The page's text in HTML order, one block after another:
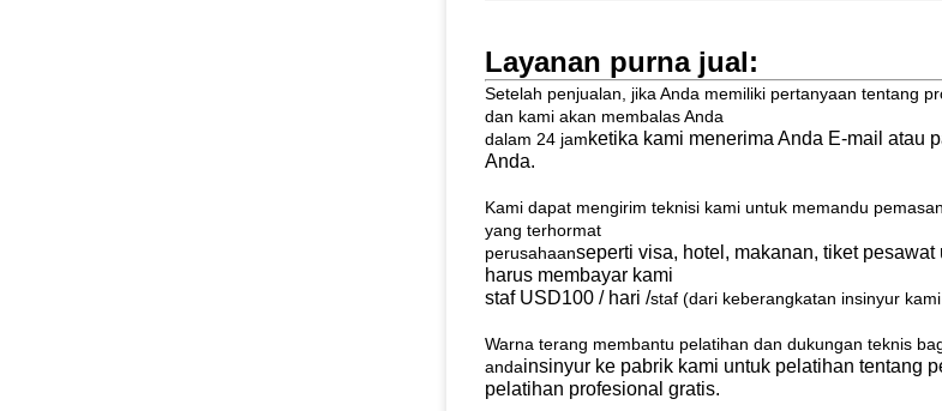
Layanan purna jual:
Setelah penjualan, jika Anda memiliki pertanyaan tentang
dan kami akan membalas Anda
dalam 24 jamketika kami menerima Anda E-mail atau
Anda.
Kami dapat mengirim teknisi kami untuk memandu
yang terhormat
perusahaanseperti visa, hotel, makanan, tiket
harus membayar kami
staf USD100 / hari /staf (dari keberangkatan insinyur
Warna terang membantu pelatihan dan dukungan teknis
andainsinyur ke pabrik kami untuk pelatihan tentang
pelatihan profesional gratis.